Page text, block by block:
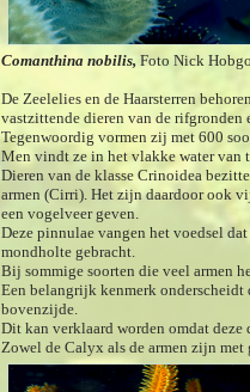
Comanthina nobilis,Foto Nick
De Zeelelies en de Haarsterren
vastzittende dieren van de
Tegenwoordig vormen zij met 600
Men vindt ze in het vlakke water van
Dieren van de klasse Crinoidea
armen (Cirri). Het zijn daardoor ook
een vogelveer geven.
Deze pinnulae vangen het voedsel
mondholte gebracht.
Bij sommige soorten die veel armen
Een belangrijk kenmerk
bovenzijde.
Dit kan verklaard worden omdat
Zowel de Calyx als de armen zijn